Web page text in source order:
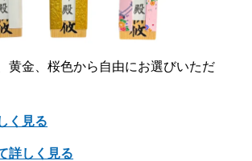
黄金、桜色から自由にお選びいただ
く見る
詳しく見る